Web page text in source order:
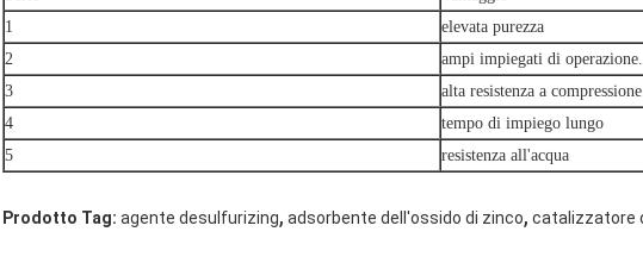
1
elevata purezza
2
ampi impiegati di operazione.
3
alta resistenza a compressione
4
tempo di impiego lungo
5
resistenza all'acqua
Prodotto Tag: agente desulfurizing, adsorbente dell'ossido di zinco, catalizzatore